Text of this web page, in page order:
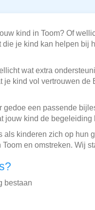
kind in Toom? Of
je kind kan helpen bij
wat extra
kind vol vertrouwen
een passende
jouw kind de begeleiding
kinderen zich op hun
en omstreken. Wij
bestaan